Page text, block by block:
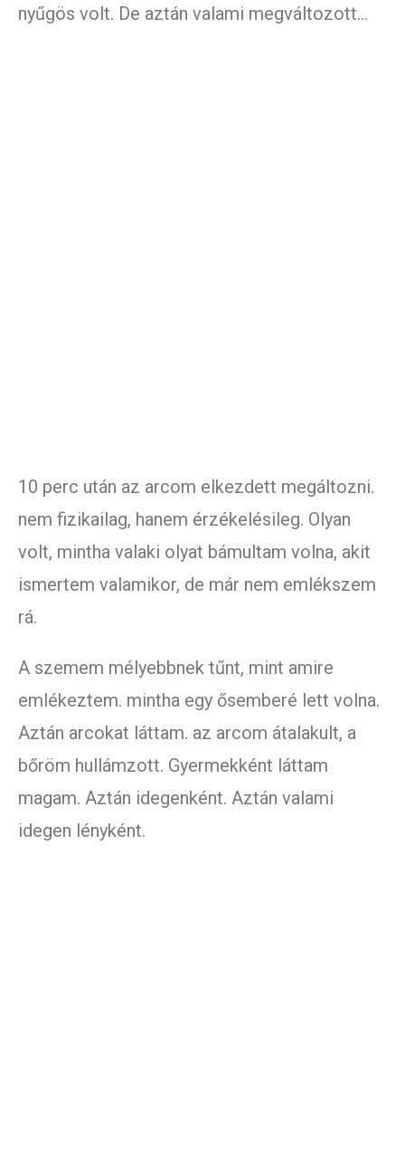
nyűgös volt. De aztán valami megváltozott…
10 perc után az arcom elkezdett megáltozni.
nem fizikailag, hanem érzékelésileg. Olyan
volt, mintha valaki olyat bámultam volna, akit
ismertem valamikor, de már nem emlékszem
rá.
A szemem mélyebbnek tűnt, mint amire
emlékeztem. mintha egy ősemberé lett volna.
Aztán arcokat láttam. az arcom átalakult, a
bőröm hullámzott. Gyermekként láttam
magam. Aztán idegenként. Aztán valami
idegen lényként.